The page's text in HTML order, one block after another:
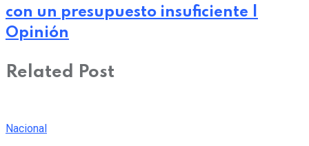
con un presupuesto insuficiente |
Opinión
Related Post
Nacional